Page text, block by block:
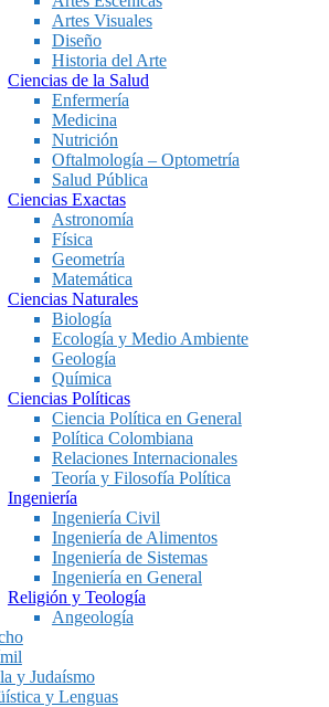
Artes Visuales
Diseño
Historia del Arte
Ciencias de la Salud
Enfermería
Medicina
Nutrición
Oftalmología – Optometría
Salud Pública
Ciencias Exactas
Astronomía
Física
Geometría
Matemática
Ciencias Naturales
Biología
Ecología y Medio Ambiente
Geología
Química
Ciencias Políticas
Ciencia Política en General
Política Colombiana
Relaciones Internacionales
Teoría y Filosofía Política
Ingeniería
Ingeniería Civil
Ingeniería de Alimentos
Ingeniería de Sistemas
Ingeniería en General
Religión y Teología
Angeología
y Judaísmo
y Lenguas